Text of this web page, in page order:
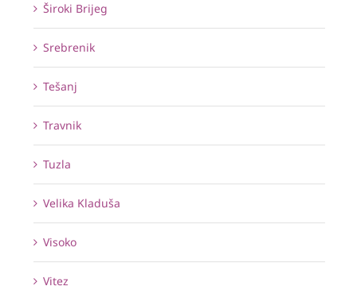
Široki Brijeg
Srebrenik
Tešanj
Travnik
Tuzla
Velika Kladuša
Visoko
Vitez